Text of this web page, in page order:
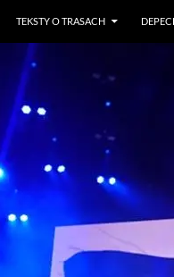
TEKSTY O TRASACH